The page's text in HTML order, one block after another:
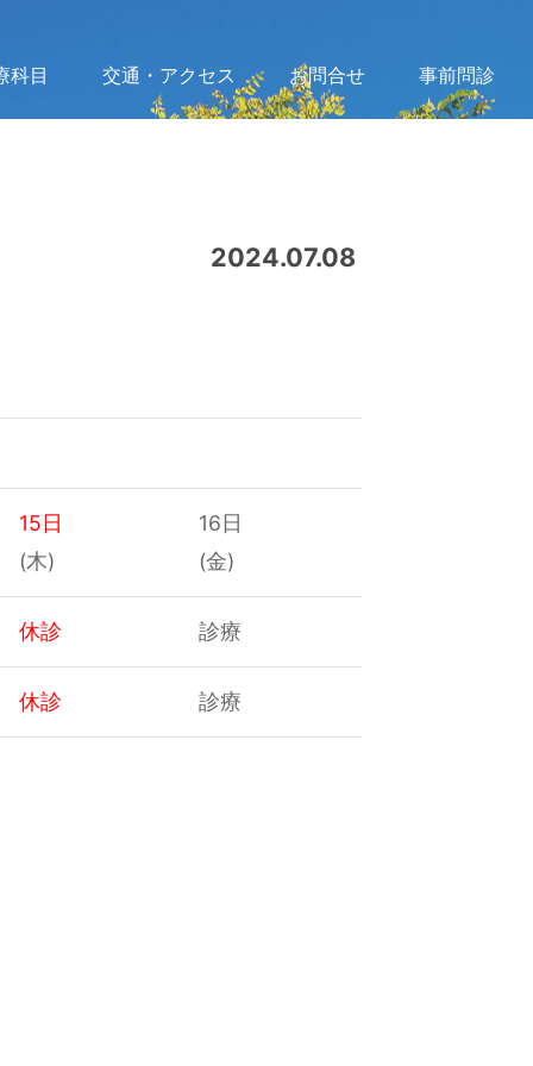
科目 交通・アクセス お問合せ 事前問診
2024.07.08
15日
(木)
16日
(金)
休診 診療
休診 診療